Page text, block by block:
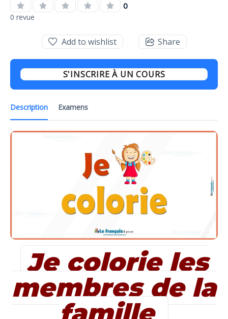
0
0 revue
Description Examens
Je colorie les
membres de la
Add to wishlist Share
S'INSCRIRE À UN COURS